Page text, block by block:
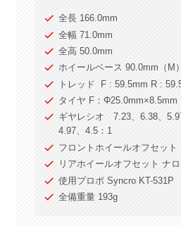
全長 166.0mm
全幅 71.0mm
全高 50.0mm
ホイールベース 90.0mm（M）
トレッド F : 59.5mm R :
タイヤ F：
ギヤレシオ 7.23、6.38、
4.97、4.5：1
フロントホイールオフセッ
リアホイールオフセット ナ
使用プロポ Syncro KT-531P
全備重量 193g